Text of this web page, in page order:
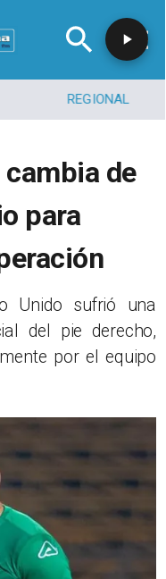
REGIONAL
de
para
Unido sufrió una
del pie derecho,
por el equipo